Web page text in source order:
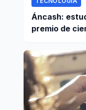
Áncash:
premio de